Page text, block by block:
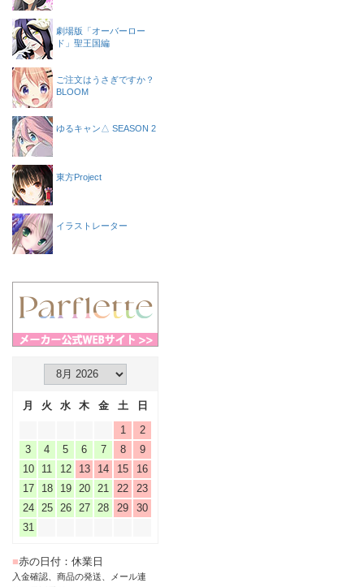
劇場版「オーバーロー
ド」聖王国編
ご注文はうさぎですか？
BLOOM
ゆるキャン△ SEASON 2
東方Project
イラストレーター
月 火 水 木 金 土
日
1
2
3
4 5 6 7 8
9
10
11 12 13 14 15
16
17
18 19 20 21 22
23
24
25 26 27 28 29
30
31
■赤の日付：休業日
入金確認、商品の発送、メール連